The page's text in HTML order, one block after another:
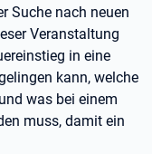
Suche nach neuen
Veranstaltung
in eine
kann, welche
was bei einem
muss, damit ein